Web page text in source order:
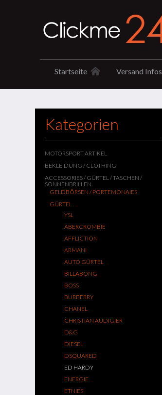
Startseite Versand Infos
Kategorien
MOTORSPORT ARTIKEL
BEKLEIDUNG / CLOTHING
ACCESSORIES / GÜRTEL / TASCHEN /
SONNENBRILLEN
GELDBÖRSEN / PORTEMONAIES
GÜRTEL
YSL
ABERCROMBIE
AFFLICTION
ARMANI
AUTO GÜRTEL
BILLABONG
BOSS
BURBERRY
CHANEL
CHRISTIAN AUDIGIER
D&G
DIESEL
DSQUARED
ED HARDY
ENERGIE
ETNIES